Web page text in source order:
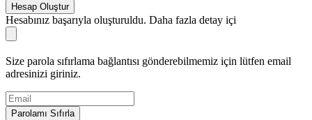
Hesap Oluştur
Hesabınız başarıyla oluşturuldu. Daha fazla detay içi
Size parola sıfırlama bağlantısı gönderebilmemiz için lütfen email
adresinizi giriniz.
Parolamı Sıfırla